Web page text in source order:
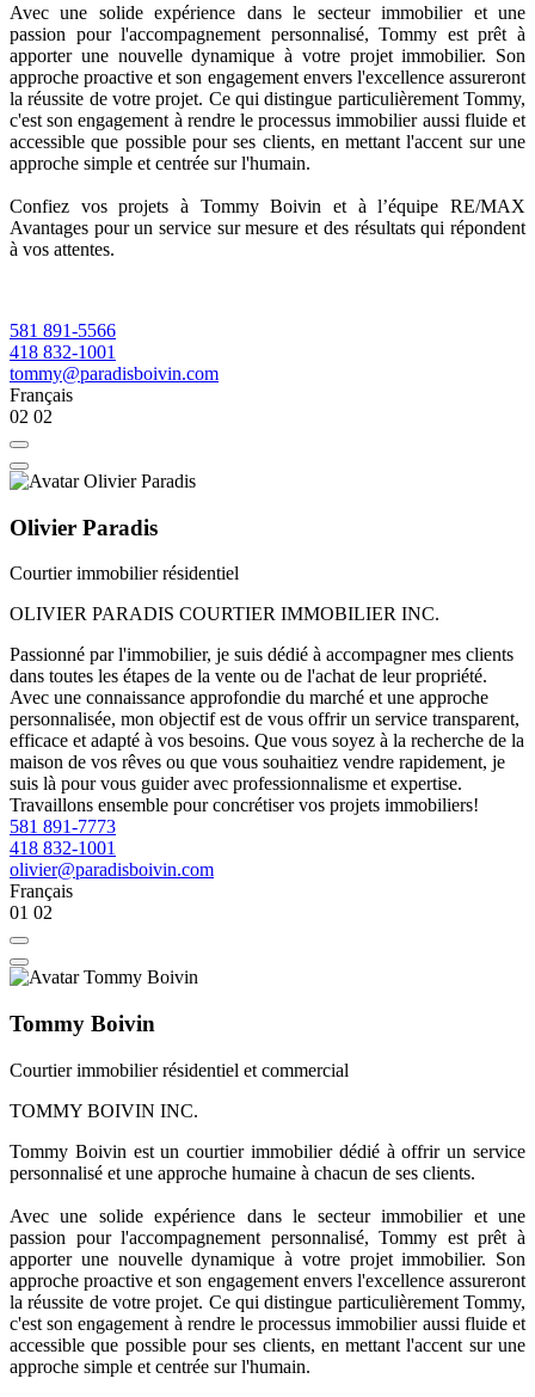
Avec une solide expérience dans le secteur immobilier et une
passion pour l'accompagnement personnalisé, Tommy est prêt à
apporter une nouvelle dynamique à votre projet immobilier. Son
approche proactive et son engagement envers l'excellence assureront
la réussite de votre projet. Ce qui distingue particulièrement Tommy,
c'est son engagement à rendre le processus immobilier aussi fluide et
accessible que possible pour ses clients, en mettant l'accent sur une
approche simple et centrée sur l'humain.
Confiez vos projets à Tommy Boivin et à l’équipe RE/MAX
Avantages pour un service sur mesure et des résultats qui répondent
à vos attentes.
581 891-5566
418 832-1001
tommy@paradisboivin.com
Français
02 02
Olivier Paradis
Courtier immobilier résidentiel
OLIVIER PARADIS COURTIER IMMOBILIER INC.
Passionné par l'immobilier, je suis dédié à accompagner mes clients
dans toutes les étapes de la vente ou de l'achat de leur propriété.
Avec une connaissance approfondie du marché et une approche
personnalisée, mon objectif est de vous offrir un service transparent,
efficace et adapté à vos besoins. Que vous soyez à la recherche de la
maison de vos rêves ou que vous souhaitiez vendre rapidement, je
suis là pour vous guider avec professionnalisme et expertise.
Travaillons ensemble pour concrétiser vos projets immobiliers!
581 891-7773
418 832-1001
olivier@paradisboivin.com
Français
01 02
Tommy Boivin
Courtier immobilier résidentiel et commercial
TOMMY BOIVIN INC.
Tommy Boivin est un courtier immobilier dédié à offrir un service
personnalisé et une approche humaine à chacun de ses clients.
Avec une solide expérience dans le secteur immobilier et une
passion pour l'accompagnement personnalisé, Tommy est prêt à
apporter une nouvelle dynamique à votre projet immobilier. Son
approche proactive et son engagement envers l'excellence assureront
la réussite de votre projet. Ce qui distingue particulièrement Tommy,
c'est son engagement à rendre le processus immobilier aussi fluide et
accessible que possible pour ses clients, en mettant l'accent sur une
approche simple et centrée sur l'humain.